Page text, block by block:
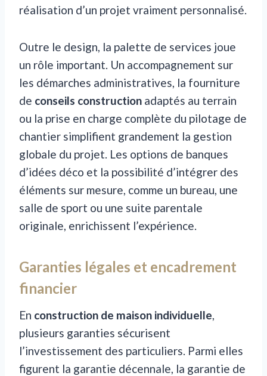
réalisation d’un projet vraiment personnalisé.
Outre le design, la palette de services joue
un rôle important. Un accompagnement sur
les démarches administratives, la fourniture
de conseils construction adaptés au terrain
ou la prise en charge complète du pilotage de
chantier simplifient grandement la gestion
globale du projet. Les options de banques
d’idées déco et la possibilité d’intégrer des
éléments sur mesure, comme un bureau, une
salle de sport ou une suite parentale
originale, enrichissent l’expérience.
Garanties légales et encadrement
financier
En construction de maison individuelle,
plusieurs garanties sécurisent
l’investissement des particuliers. Parmi elles
figurent la garantie décennale, la garantie de